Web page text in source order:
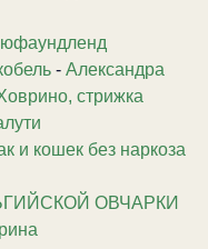
- Александра
стрижка
и кошек без наркоза
ОВЧАРКИ